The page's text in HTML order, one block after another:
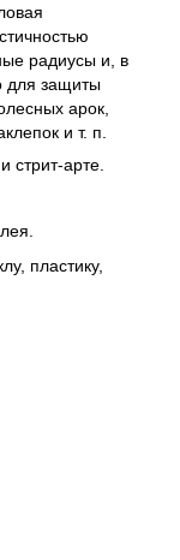
радиусы и, в
для защиты
арок,
и т. п.
стрит-арте.
пластику,